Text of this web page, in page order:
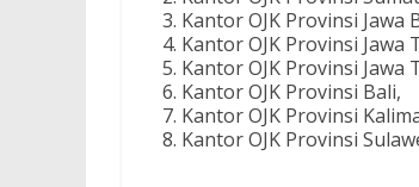
Kantor OJK Provinsi Jawa
Kantor OJK Provinsi Jawa
Kantor OJK Provinsi Jawa
Kantor OJK Provinsi Bali,
Kantor OJK Provinsi
Kantor OJK Provinsi